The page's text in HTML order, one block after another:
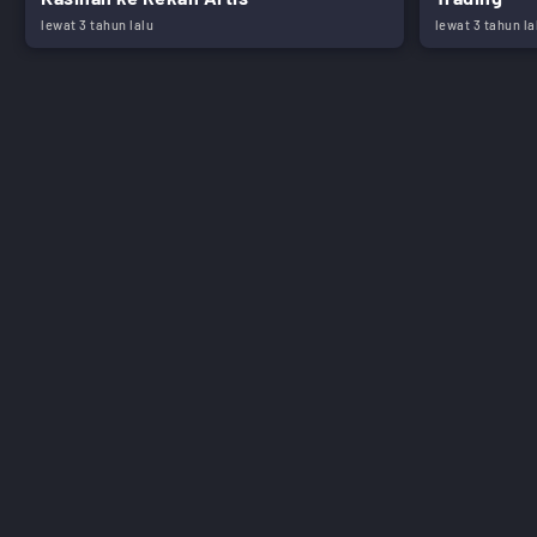
lewat 3 tahun lalu lewat 3 tahun